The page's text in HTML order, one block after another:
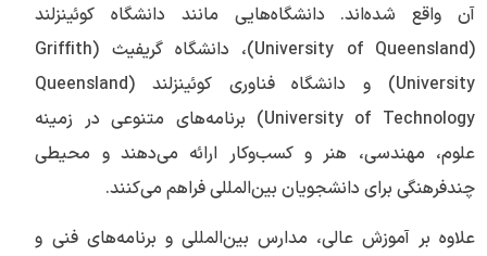
آن واقع شده‌اند. دانشگاه‌هایی مانند دانشگاه کوئینزلند
(University of Queensland)، دانشگاه گریفیث (Griffith
University) و دانشگاه فناوری کوئینزلند (Queensland
University of Technology) برنامه‌های متنوعی در زمینه
علوم، مهندسی، هنر و کسب‌وکار ارائه می‌دهند و محیطی
چندفرهنگی برای دانشجویان بین‌المللی فراهم می‌کنند.
علاوه بر آموزش عالی، مدارس بین‌المللی و برنامه‌های فنی و